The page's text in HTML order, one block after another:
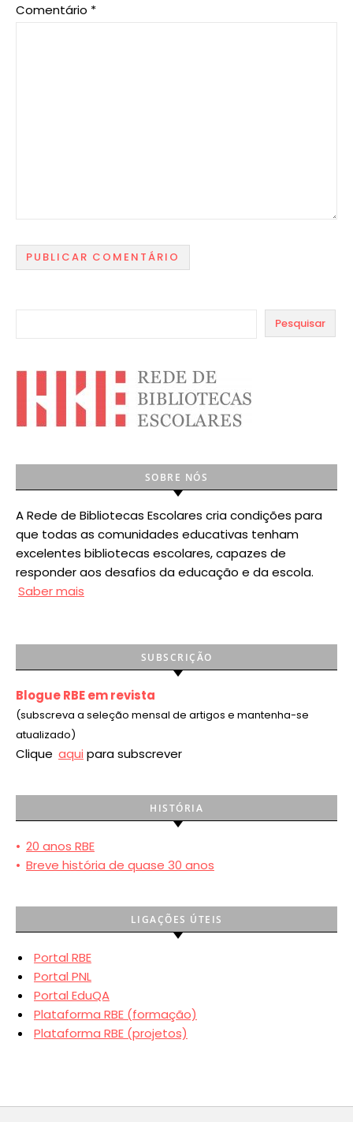
Comentário *
Pesquisar
SOBRE NÓS
A Rede de Bibliotecas Escolares cria condições para
que todas as comunidades educativas tenham
excelentes bibliotecas escolares, capazes de
responder aos desafios da educação e da escola.
Saber mais
SUBSCRIÇÃO
Blogue RBE em revista
(subscreva a seleção mensal de artigos e mantenha-se
atualizado)
Clique aqui para subscrever
HISTÓRIA
• 20 anos RBE
• Breve história de quase 30 anos
LIGAÇÕES ÚTEIS
Portal RBE
Portal PNL
Portal EduQA
Plataforma RBE (formação)
Plataforma RBE (projetos)